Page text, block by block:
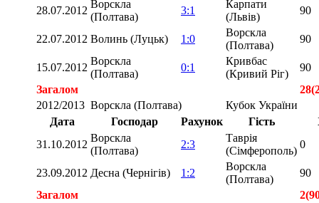
28.07.2012
Ворскла
(Полтава)
3:1
Карпати
(Львів)
90
22.07.2012 Волинь (Луцьк) 1:0
Ворскла
(Полтава)
90
15.07.2012
Ворскла
(Полтава)
0:1
Кривбас
(Кривий Ріг)
90
Загалом
2012/2013 Ворскла (Полтава)
Кубок України
Дата
Господар Рахунок Гість
31.10.2012
Ворскла
(Полтава)
2:3
Таврія
(Сімферополь)
0
23.09.2012 Десна (Чернігів) 1:2
Ворскла
(Полтава)
90
Загалом